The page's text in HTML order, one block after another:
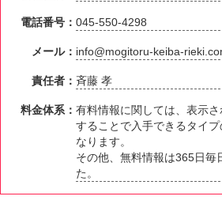
電話番号：045-550-4298
メール： info@mogitoru-keiba-
責任者： 斉藤 孝
料金体系：有料情報に関しては、表示
することで入手できるタイ
なります。
その他、無料情報は365日毎
た。